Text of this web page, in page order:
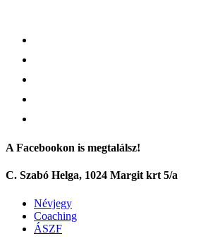
A Facebookon is megtalálsz!
C. Szabó Helga, 1024 Margit krt 5/a
Névjegy
Coaching
ÁSZF